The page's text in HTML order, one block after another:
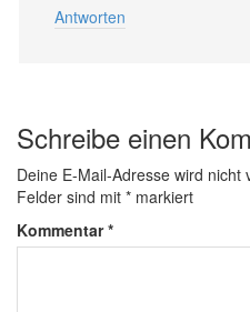
Antworten
Schreibe einen
Deine E-Mail-Adresse wird nicht
Felder sind mit * markiert
Kommentar*